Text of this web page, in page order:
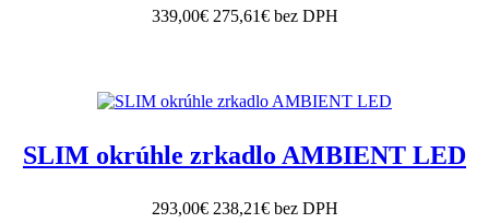
339,00€ 275,61€ bez DPH
SLIM okrúhle zrkadlo AMBIENT LED
293,00€ 238,21€ bez DPH